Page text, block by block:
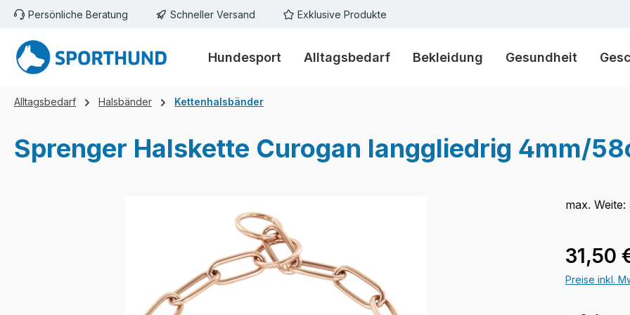
Hauptinhalt springen
Zur Suche springen
Zur Hauptnavigation springen
Persönliche Beratung Schneller Versand Exklusive Produkte
Hundesport Alltagsbedarf Bekleidung Gesundheit
Alltagsbedarf Halsbänder Kettenhalsbänder
Sprenger Halskette Curogan langgliedrig 4mm/
max. Weite:
Regulärer
31,50
Preise inkl.